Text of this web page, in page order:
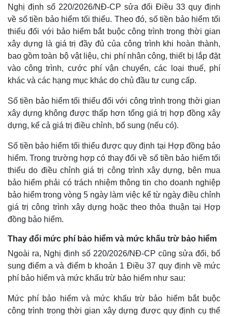
Thế giới
Quan sát
Cuộc sống đó đây
Hồ sơ
Multimedia
Video
Infographic
Nghị định số 220/2026/NĐ-CP sửa đổi Điều 33 quy định
về số tiền bảo hiểm tối thiểu. Theo đó, số tiền bảo hiểm tối
thiểu đối với bảo hiểm bắt buộc công trình trong thời gian
xây dựng là giá trị đầy đủ của công trình khi hoàn thành,
bao gồm toàn bộ vật liệu, chi phí nhân công, thiết bị lắp đặt
vào công trình, cước phí vận chuyển, các loại thuế, phí
khác và các hạng mục khác do chủ đầu tư cung cấp.
Số tiền bảo hiểm tối thiểu đối với công trình trong thời gian
xây dựng không được thấp hơn tổng giá trị hợp đồng xây
dựng, kể cả giá trị điều chỉnh, bổ sung (nếu có).
Số tiền bảo hiểm tối thiểu được quy định tại Hợp đồng bảo
hiểm. Trong trường hợp có thay đổi về số tiền bảo hiểm tối
thiểu do điều chỉnh giá trị công trình xây dựng, bên mua
bảo hiểm phải có trách nhiệm thông tin cho doanh nghiệp
bảo hiểm trong vòng 5 ngày làm việc kể từ ngày điều chỉnh
giá trị công trình xây dựng hoặc theo thỏa thuận tại Hợp
đồng bảo hiểm.
Thay đổi mức phí bảo hiểm và mức khấu trừ bảo hiểm
Ngoài ra, Nghị định số 220/2026/NĐ-CP cũng sửa đổi, bổ
sung điểm a và điểm b khoản 1 Điều 37 quy định về mức
phí bảo hiểm và mức khấu trừ bảo hiểm như sau:
Mức phí bảo hiểm và mức khấu trừ bảo hiểm bắt buộc
công trình trong thời gian xây dựng được quy định cụ thể